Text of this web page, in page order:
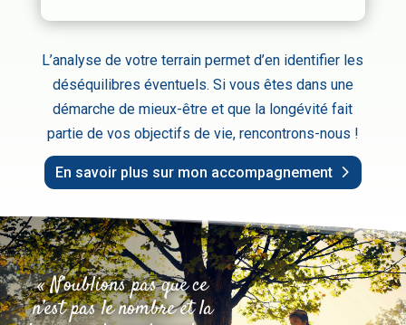
L’analyse de votre terrain permet d’en identifier les
déséquilibres éventuels. Si vous êtes dans une
démarche de mieux-être et que la longévité fait
partie de vos objectifs de vie, rencontrons-nous !
En savoir plus sur mon accompagnement
« N’oublions pas que ce
n’est pas le nombre et la